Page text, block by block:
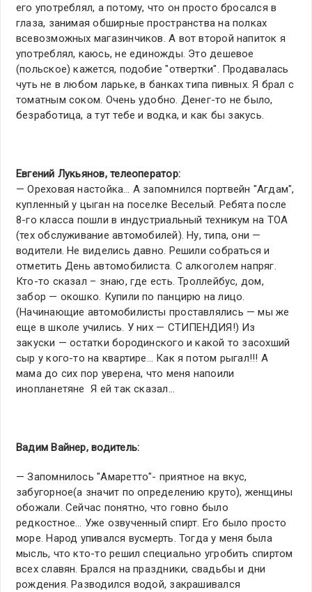
его употреблял, а потому, что он просто бросался в
глаза, занимая обширные пространства на полках
всевозможных магазинчиков. А вот второй напиток я
употреблял, каюсь, не единожды. Это дешевое
(польское) кажется, подобие "отвертки". Продавалась
чуть не в любом ларьке, в банках типа пивных. Я брал с
томатным соком. Очень удобно. Денег-то не было,
безработица, а тут тебе и водка, и как бы закусь.
Евгений Лукьянов, телеоператор:
— Ореховая настойка… А запомнился портвейн "Агдам",
купленный у цыган на поселке Веселый. Ребята после
8-го класса пошли в индустриальный техникум на ТОА
(тех обслуживание автомобилей). Ну, типа, они —
водители. Не виделись давно. Решили собраться и
отметить День автомобилиста. С алкоголем напряг.
Кто-то сказал – знаю, где есть. Троллейбус, дом,
забор — окошко. Купили по панцирю на лицо.
(Начинающие автомобилисты проставлялись — мы же
еще в школе учились. У них — СТИПЕНДИЯ!) Из
закуски — остатки бородинского и какой то засохший
сыр у кого-то на квартире… Как я потом рыгал!!! А
мама до сих пор уверена, что меня напоили
инопланетяне Я ей так сказал…
Вадим Вайнер, водитель:
— Запомнилось "Амаретто"- приятное на вкус,
забугорное(а значит по определению круто), женщины
обожали. Сейчас понятно, что говно было
редкостное… Уже озвученный спирт. Его было просто
море. Народ упивался вусмерть. Тогда у меня была
мысль, что кто-то решил специально угробить спиртом
всех славян. Брался на праздники, свадьбы и дни
рождения. Разводился водой, закрашивался